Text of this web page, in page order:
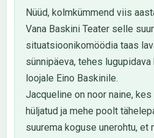
Nüüd, kolmkümmend viis
Vana Baskini Teater selle
situatsioonikomöödia taas
sünnipäeva, tehes
loojale Eino Baskinile.
Jacqueline on noor naine,
hüljatud ja mehe poolt
suurema koguse unerohtu, et